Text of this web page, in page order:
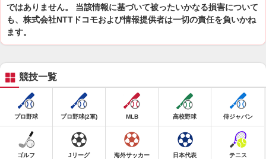
ではありません。 当該情報に基づいて被ったいかなる損害について
も、株式会社NTTドコモおよび情報提供者は一切の責任を負いかね
ます。
競技一覧
プロ野球 プロ野球(2軍) MLB 高校野球 侍ジャパン
ゴルフ Jリーグ 海外サッカー 日本代表 テニス